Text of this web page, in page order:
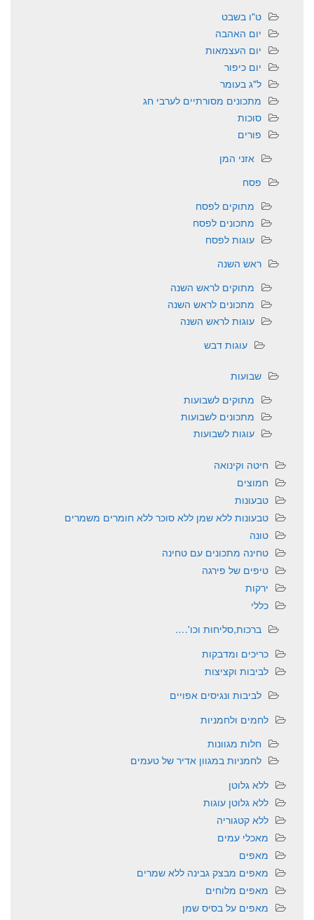
ט"ו בשבט
יום האהבה
יום העצמאות
יום כיפור
ל"ג בעומר
מתכונים מסורתיים לערבי חג
סוכות
פורים
אזני המן
פסח
מתוקים לפסח
מתכונים לפסח
עוגות לפסח
ראש השנה
מתוקים לראש השנה
מתכונים לראש השנה
עוגות לראש השנה
עוגות דבש
שבועות
מתוקים לשבועות
מתכונים לשבועות
עוגות לשבועות
חיטה וקינואה
חמוצים
טבעונות
טבעונות ללא שמן ללא סוכר ללא חומרים משמרים
טונה
טחינה מתכונים עם טחינה
טיפים של פירגה
ירקות
כללי
ברכות,סליחות וכו'….
כריכים ומדבקות
לביבות וקציצות
לביבות ונגיסים אפויים
לחמים ולחמניות
חלות מגוונות
לחמניות במגוון אדיר של טעמים
ללא גלוטן
ללא גלוטן עוגות
ללא קטגוריה
מאכלי עמים
מאפים
מאפים מבצק גבינה ללא שמרים
מאפים מלוחים
מאפים על בסיס שמן